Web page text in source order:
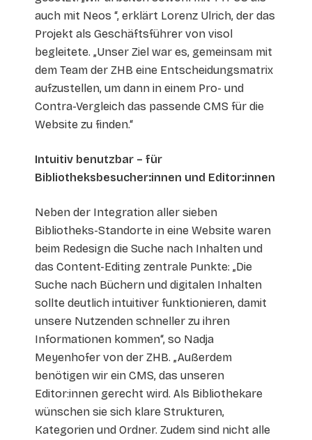
auch mit Neos “, erklärt Lorenz Ulrich, der das
Projekt als Geschäftsführer von visol
begleitete. „Unser Ziel war es, gemeinsam mit
dem Team der ZHB eine Entscheidungsmatrix
aufzustellen, um dann in einem Pro- und
Contra-Vergleich das passende CMS für die
Website zu finden.“
Intuitiv benutzbar – für
Bibliotheksbesucher:innen und Editor:innen
Neben der Integration aller sieben
Bibliotheks-Standorte in eine Website waren
beim Redesign die Suche nach Inhalten und
das Content-Editing zentrale Punkte: „Die
Suche nach Büchern und digitalen Inhalten
sollte deutlich intuitiver funktionieren, damit
unsere Nutzenden schneller zu ihren
Informationen kommen“, so Nadja
Meyenhofer von der ZHB. „Außerdem
benötigen wir ein CMS, das unseren
Editor:innen gerecht wird. Als Bibliothekare
wünschen sie sich klare Strukturen,
Kategorien und Ordner. Zudem sind nicht alle